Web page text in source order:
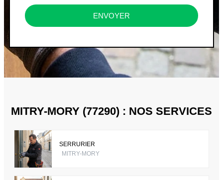
ENVOYER
MITRY-MORY (77290) : NOS SERVICES
SERRURIER
MITRY-MORY